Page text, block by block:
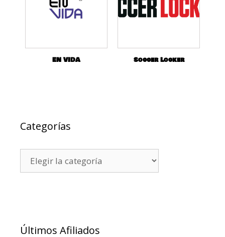
EN VIDA Soccer Locker
Categorías
Últimos Afiliados